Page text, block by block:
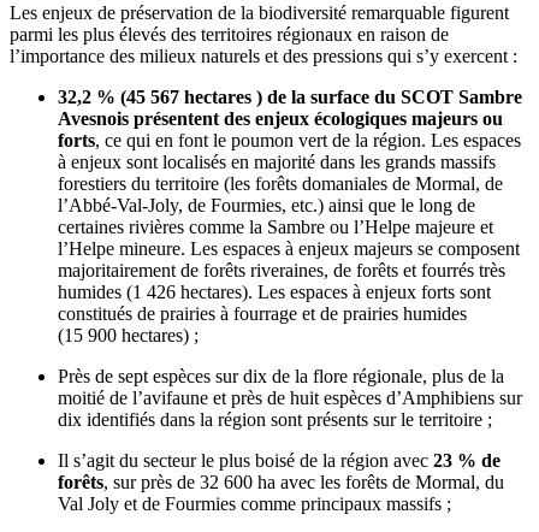
Les enjeux de préservation de la biodiversité remarquable figurent
parmi les plus élevés des territoires régionaux en raison de
l’importance des milieux naturels et des pressions qui s’y exercent :
32,2 % (45 567 hectares ) de la surface du SCOT Sambre
Avesnois présentent des enjeux écologiques majeurs ou
forts, ce qui en font le poumon vert de la région. Les espaces
à enjeux sont localisés en majorité dans les grands massifs
forestiers du territoire (les forêts domaniales de Mormal, de
l’Abbé-Val-Joly, de Fourmies, etc.) ainsi que le long de
certaines rivières comme la Sambre ou l’Helpe majeure et
l’Helpe mineure. Les espaces à enjeux majeurs se composent
majoritairement de forêts riveraines, de forêts et fourrés très
humides (1 426 hectares). Les espaces à enjeux forts sont
constitués de prairies à fourrage et de prairies humides
(15 900 hectares) ;
Près de sept espèces sur dix de la flore régionale, plus de la
moitié de l’avifaune et près de huit espèces d’Amphibiens sur
dix identifiés dans la région sont présents sur le territoire ;
Il s’agit du secteur le plus boisé de la région avec 23 % de
forêts, sur près de 32 600 ha avec les forêts de Mormal, du
Val Joly et de Fourmies comme principaux massifs ;